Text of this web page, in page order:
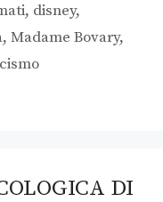
, disney,
, Madame Bovary,
DI